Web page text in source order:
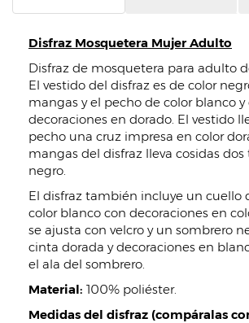
Disfraz Mosquetera Mujer Adulto
Disfraz de mosquetera para adulto
El vestido del disfraz es de color
mangas y el pecho de color blanco y
decoraciones en dorado. El vestido
pecho una cruz impresa en color
mangas del disfraz lleva cosidas dos
negro.
El disfraz también incluye un cuello
color blanco con decoraciones en
se ajusta con velcro y un sombrero
cinta dorada y decoraciones en
el ala del sombrero.
Material: 100% poliéster.
Medidas del disfraz (compáralas